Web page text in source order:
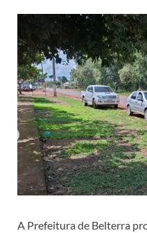
A Prefeitura de Belterra